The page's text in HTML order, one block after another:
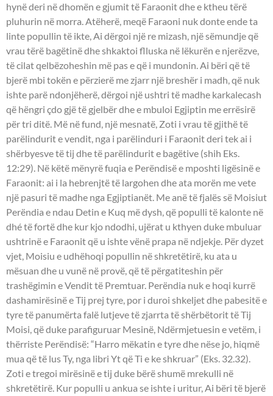
hynë deri në dhomën e gjumit të Faraonit dhe e ktheu tërë
pluhurin në morra. Atëherë, meqë Faraoni nuk donte ende ta
linte popullin të ikte, Ai dërgoi një re mizash, një sëmundje që
vrau tërë bagëtinë dhe shkaktoi flluska në lëkurën e njerëzve,
të cilat qelbëzoheshin më pas e që i mundonin. Ai bëri që të
bjerë mbi tokën e përzierë me zjarr një breshër i madh, që nuk
ishte parë ndonjëherë, dërgoi një ushtri të madhe karkalecash
që hëngri çdo gjë të gjelbër dhe e mbuloi Egjiptin me errësirë
për tri ditë. Më në fund, një mesnatë, Zoti i vrau të gjithë të
parëlindurit e vendit, nga i parëlinduri i Faraonit deri tek ai i
shërbyesve të tij dhe të parëlindurit e bagëtive (shih Eks.
12:29). Në këtë mënyrë fuqia e Perëndisë e mposhti ligësinë e
Faraonit: ai i la hebrenjtë të largohen dhe ata morën me vete
një pasuri të madhe nga Egjiptianët. Me anë të fjalës së Moisiut
Perëndia e ndau Detin e Kuq më dysh, që populli të kalonte në
dhé të fortë dhe kur kjo ndodhi, ujërat u kthyen duke mbuluar
ushtrinë e Faraonit që u ishte vënë prapa në ndjekje. Për dyzet
vjet, Moisiu e udhëhoqi popullin në shkretëtirë, ku ata u
mësuan dhe u vunë në provë, që të përgatiteshin për
trashëgimin e Vendit të Premtuar. Perëndia nuk e hoqi kurrë
dashamirësinë e Tij prej tyre, por i duroi shkeljet dhe pabesitë e
tyre të panumërta falë lutjeve të zjarrta të shërbëtorit të Tij
Moisi, që duke parafiguruar Mesinë, Ndërmjetuesin e vetëm, i
thërriste Perëndisë: “Harro mëkatin e tyre dhe nëse jo, hiqmë
mua që të lus Ty, nga libri Yt që Ti e ke shkruar” (Eks. 32.32).
Zoti e tregoi mirësinë e tij duke bërë shumë mrekulli në
shkretëtirë. Kur populli u ankua se ishte i uritur, Ai bëri të bjerë